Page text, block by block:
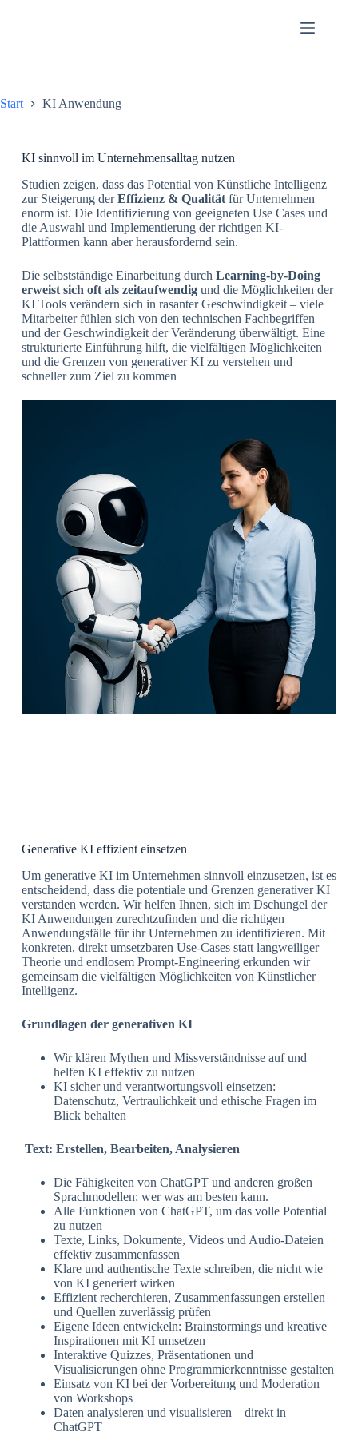
Start KI Anwendung
KI sinnvoll im Unternehmensalltag nutzen
Studien zeigen, dass das Potential von Künstliche Intelligenz
zur Steigerung derEffizienz & Qualitätfür Unternehmen
enorm ist. Die Identifizierung von geeigneten Use Cases und
die Auswahl und Implementierung der richtigen KI-
Plattformen kann aber herausfordernd sein.
Die selbstständige Einarbeitung durch Learning-by-Doing
erweist sich oft als zeitaufwendigund die Möglichkeiten der
KI Tools verändern sich in rasanter Geschwindigkeit – viele
Mitarbeiter fühlen sich von den technischen Fachbegriffen
und der Geschwindigkeit der Veränderung überwältigt. Eine
strukturierte Einführung hilft, die vielfältigen Möglichkeiten
und die Grenzen von generativer KI zu verstehen und
schneller zum Ziel zu kommen
Generative KI effizient einsetzen
Um generative KI im Unternehmen sinnvoll einzusetzen, ist es
entscheidend, dass die potentiale und Grenzen generativer KI
verstanden werden. Wir helfen Ihnen, sich im Dschungel der
KI Anwendungen zurechtzufinden und die richtigen
Anwendungsfälle für ihr Unternehmen zu identifizieren. Mit
konkreten, direkt umsetzbaren Use-Cases statt langweiliger
Theorie und endlosem Prompt-Engineering erkunden wir
gemeinsam die vielfältigen Möglichkeiten von Künstlicher
Intelligenz.
Grundlagen der generativen KI
Wir klären Mythen und Missverständnisse auf und
helfen KI effektiv zu nutzen
KI sicher und verantwortungsvoll einsetzen:
Datenschutz, Vertraulichkeit und ethische Fragen im
Blick behalten
Text: Erstellen, Bearbeiten, Analysieren
Die Fähigkeiten von ChatGPT und anderen großen
Sprachmodellen: wer was am besten kann.
Alle Funktionen von ChatGPT, um das volle Potential
zu nutzen
Texte, Links, Dokumente, Videos und Audio-Dateien
effektiv zusammenfassen
Klare und authentische Texte schreiben, die nicht wie
von KI generiert wirken
Effizient recherchieren, Zusammenfassungen erstellen
und Quellen zuverlässig prüfen
Eigene Ideen entwickeln: Brainstormings und kreative
Inspirationen mit KI umsetzen
Interaktive Quizzes, Präsentationen und
Visualisierungen ohne Programmierkenntnisse gestalten
Einsatz von KI bei der Vorbereitung und Moderation
von Workshops
Daten analysieren und visualisieren – direkt in
ChatGPT